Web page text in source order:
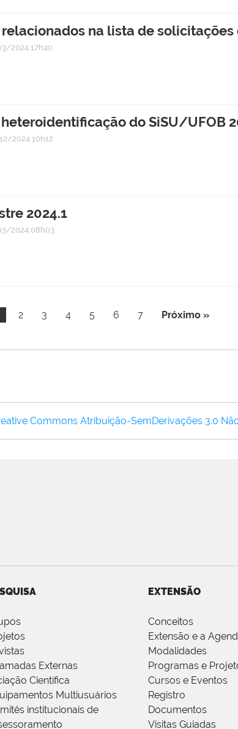
na lista de
2024 17h40
do SiSU/UFOB
2024 10h12
2024.1
2024 08h03
2 3 4 5 6 7 Próximo »
Commons Atribuição-SemDerivações 3.0
Externas
Científica
Multiusuários
institucionais de
EXTENSÃO
Conceitos
Extensão e a
Modalidades
Programas e
Cursos e Eventos
Registro
Documentos
Visitas Guiadas